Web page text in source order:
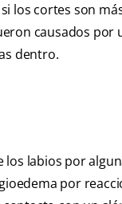
los cortes son
causados por
dentro.
los labios por
por